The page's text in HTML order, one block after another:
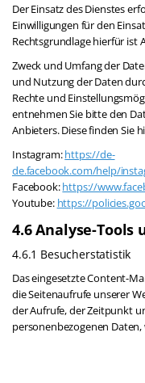
Der Einsatz des Dienstes
Einwilligungen für den
Rechtsgrundlage hierfür ist
Zweck und Umfang der
und Nutzung der Daten
Rechte und
entnehmen Sie bitte den
Anbieters. Diese finden Sie
Instagram:https://de-
de.facebook.com/help/
Facebook:https://
Youtube: https://
4.6 Analyse-Tools
4.6.1 Besucherstatistik
Das eingesetzte Content-
die Seitenaufrufe unserer
der Aufrufe, der Zeitpunkt
personenbezogenen Daten,